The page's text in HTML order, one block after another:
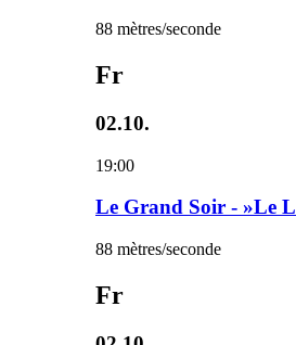
88 mètres/seconde
Fr
02.10.
19:00
Le Grand Soir - »Le
88 mètres/seconde
Fr